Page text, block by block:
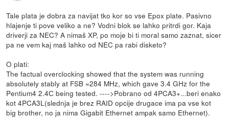
Tale plata je dobra za navijat tko kor so vse Epox plate. Pasivno
hlajenje ti pove veliko a ne? Vodni blok se lahko pritrdi gor. Kaja
driverji za NEC? A nimaš XP, po moje bi ti moral samo zaznat, sicer
pa ne vem kaj maš lahko od NEC pa rabi disketo?
O plati:
The factual overclocking showed that the system was running
absolutely stably at FSB =284 MHz, which gave 3.4 GHz for the
Pentium4 2.4С being tested. ---->Pobrano od 4PCA3+...beri enako
kot 4PCA3L(slednja je brez RAID opcije drugace ima pa vse kot
big brother, no ja nima Gigabit Ethernet ampak samo Ethernet).